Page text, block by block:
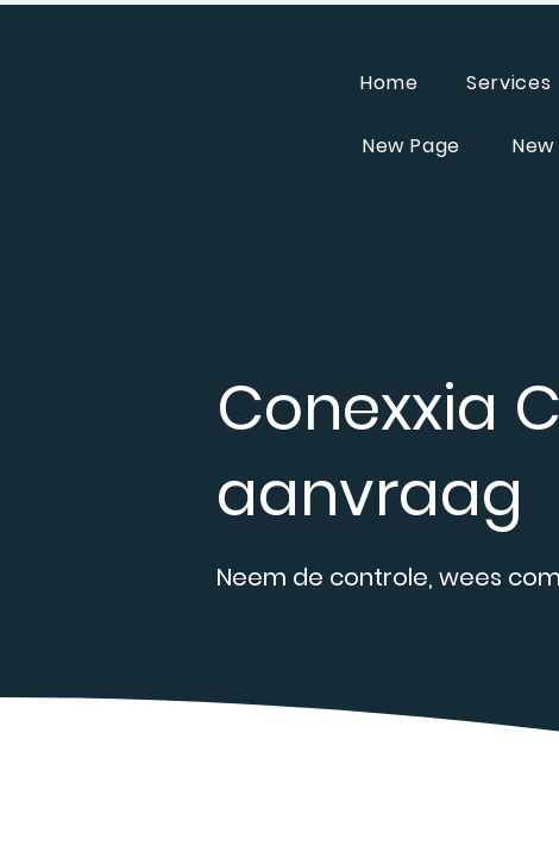
Home Services
New Page
Conexxia
aanvraag
Neem de controle, wees